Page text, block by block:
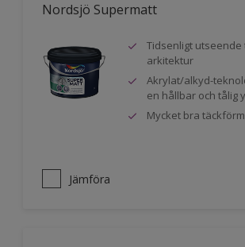
Nordsjö Supermatt
Tidsenligt utseende
arkitektur
Akrylat/alkyd-
en hållbar och tålig
Mycket bra
Jämföra